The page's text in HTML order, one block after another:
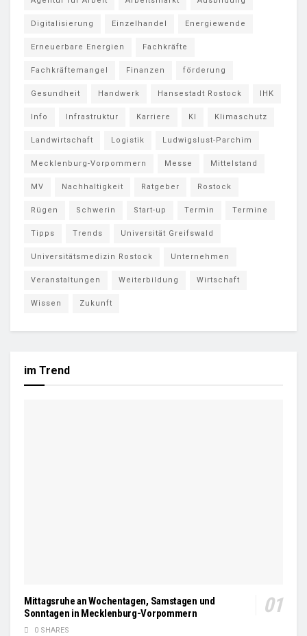
Digitalisierung Einzelhandel Energiewende
Erneuerbare Energien Fachkräfte
Fachkräftemangel Finanzen förderung
Gesundheit Handwerk Hansestadt Rostock IHK
Info Infrastruktur Karriere KI Klimaschutz
Landwirtschaft Logistik Ludwigslust-Parchim
Mecklenburg-Vorpommern Messe Mittelstand
MV Nachhaltigkeit Ratgeber Rostock
Rügen Schwerin Start-up Termin Termine
Tipps Trends Universität Greifswald
Universitätsmedizin Rostock Unternehmen
Veranstaltungen Weiterbildung Wirtschaft
Wissen Zukunft
im Trend
Mittagsruhe an Wochentagen, Samstagen und
Sonntagen in Mecklenburg-Vorpommern
0 SHARES